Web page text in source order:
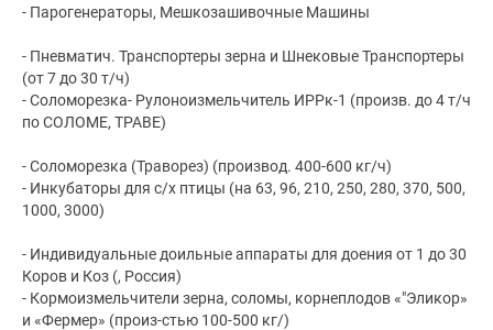
- Парогенераторы, Мешкозашивочные Машины
- Пневматич. Транспортеры зерна и Шнековые Транспортеры
(от 7 до 30 т/ч)
- Соломорезка- Рулоноизмельчитель ИРРк-1 (произв. до 4 т/ч
по СОЛОМЕ, ТРАВЕ)
- Соломорезка (Траворез) (производ. 400-600 кг/ч)
- Инкубаторы для с/х птицы (на 63, 96, 210, 250, 280, 370, 500,
1000, 3000)
- Индивидуальные доильные аппараты для доения от 1 до 30
Коров и Коз (, Россия)
- Кормоизмельчители зерна, соломы, корнеплодов «"Эликор»
и «Фермер» (произ-стью 100-500 кг/)